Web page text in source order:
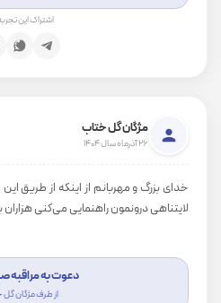
اشتراک این
مژگان گل ختاب
26 آذرماه سال 1404
خدای بزرگ و مهربانم از اینکه از طریق
لایتناهی درونمون راهنمایی می‌کنی
دعوت به مراقبه
از طرف مژگان